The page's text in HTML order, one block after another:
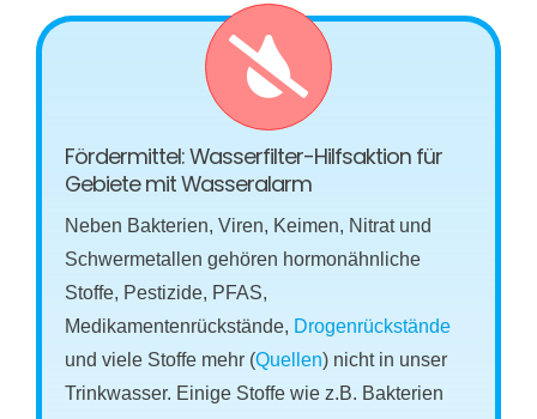
Fördermittel: Wasserfilter-Hilfsaktion für
Gebiete mit Wasseralarm
Neben Bakterien, Viren, Keimen, Nitrat und
Schwermetallen gehören hormonähnliche
Stoffe, Pestizide, PFAS,
Medikamentenrückstände, Drogenrückstände
und viele Stoffe mehr (Quellen) nicht in unser
Trinkwasser. Einige Stoffe wie z.B. Bakterien